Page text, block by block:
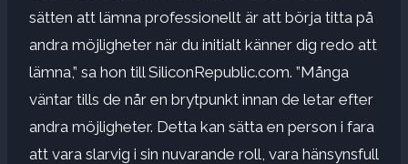
sätten att lämna professionellt är att börja titta på
andra möjligheter när du initialt känner dig redo att
lämna,” sa hon till SiliconRepublic.com. ”Många
väntar tills de når en brytpunkt innan de letar efter
andra möjligheter. Detta kan sätta en person i fara
att vara slarvig i sin nuvarande roll, vara hänsynsfull